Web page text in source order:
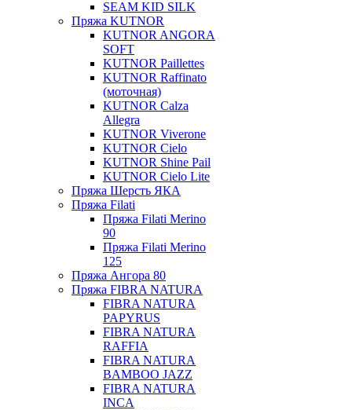
SEAM KID SILK
Пряжа KUTNOR
KUTNOR ANGORA
SOFT
KUTNOR Paillettes
KUTNOR Raffinato
(моточная)
KUTNOR Calza
Allegra
KUTNOR Viverone
KUTNOR Cielo
KUTNOR Shine Pail
KUTNOR Cielo Lite
Пряжа Шерсть ЯКА
Пряжа Filati
Пряжа Filati Merino
90
Пряжа Filati Merino
125
Пряжа Ангора 80
Пряжа FIBRA NATURA
FIBRA NATURA
PAPYRUS
FIBRA NATURA
RAFFIA
FIBRA NATURA
BAMBOO JAZZ
FIBRA NATURA
INCA